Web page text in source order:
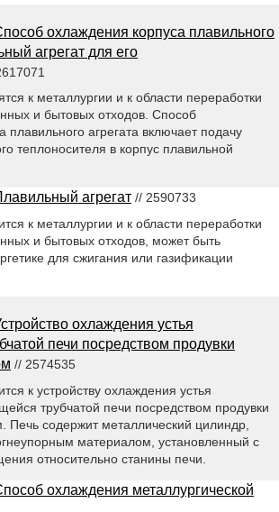
охлаждения корпуса плавильного
агрегат для его
к металлургии и к области переработки
и бытовых отходов. Способ
плавильного агрегата включает подачу
теплоносителя в корпус плавильной
агрегат // 2590733
к металлургии и к области переработки
и бытовых отходов, может быть
для сжигания или газификации
охлаждения устья
печи посредством продувки
// 2574535
к устройству охлаждения устья
трубчатой печи посредством продувки
Печь содержит металлический цилиндр,
материалом, установленный с
относительно станины печи.
охлаждения металлургической